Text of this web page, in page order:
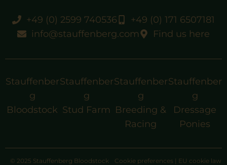
+49 (0) 2599 740536
+49 (0) 171 6507181
info@stauffenberg.com
Find us here
Stauffenber
g
Bloodstock
Stauffenber
g
Stud Farm
Stauffenber
g
Breeding &
Racing
Stauffenber
g
Dressage
Ponies
© 2025 Stauffenberg Bloodstock
Cookie preferences | EU cookie law